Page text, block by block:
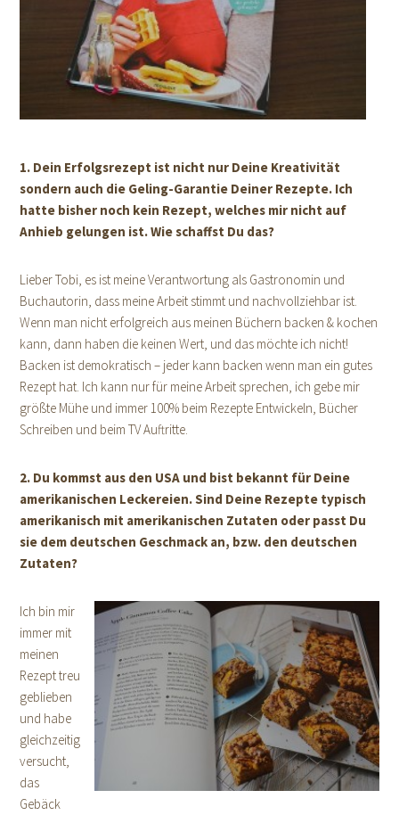
1. Dein Erfolgsrezept ist nicht nur Deine Kreativität
sondern auch die Geling-Garantie Deiner Rezepte. Ich
hatte bisher noch kein Rezept, welches mir nicht auf
Anhieb gelungen ist. Wie schaffst Du das?
Lieber Tobi, es ist meine Verantwortung als Gastronomin und
Buchautorin, dass meine Arbeit stimmt und nachvollziehbar ist.
Wenn man nicht erfolgreich aus meinen Büchern backen & kochen
kann, dann haben die keinen Wert, und das möchte ich nicht!
Backen ist demokratisch – jeder kann backen wenn man ein gutes
Rezept hat. Ich kann nur für meine Arbeit sprechen, ich gebe mir
größte Mühe und immer 100% beim Rezepte Entwickeln, Bücher
Schreiben und beim TV Auftritte.
2. Du kommst aus den USA und bist bekannt für Deine
amerikanischen Leckereien. Sind Deine Rezepte typisch
amerikanisch mit amerikanischen Zutaten oder passt Du
sie dem deutschen Geschmack an, bzw. den deutschen
Zutaten?
Ich bin mir
immer mit
meinen
Rezept treu
geblieben
und habe
gleichzeitig
versucht,
das
Gebäck